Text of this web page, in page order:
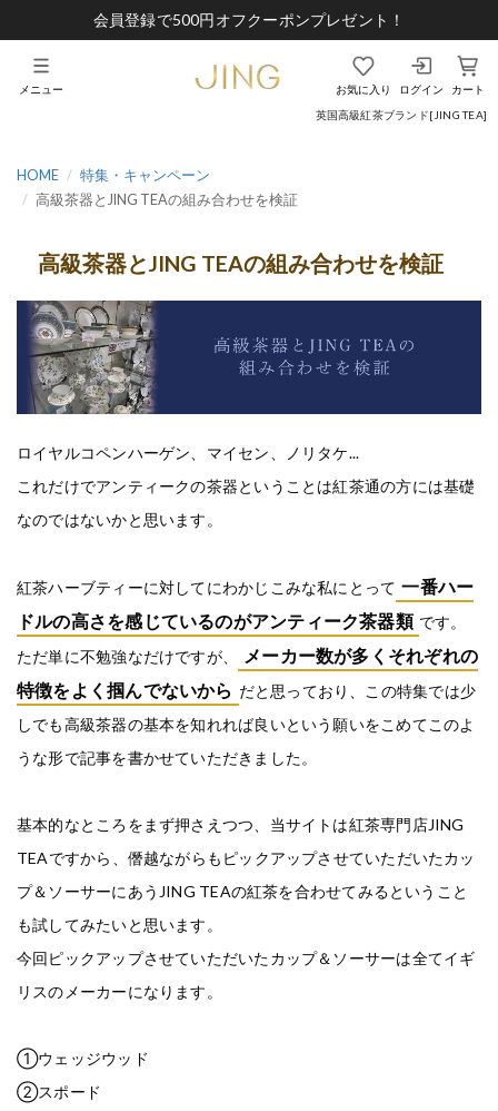
会員登録で500円オフクーポンプレゼント！
英国高級紅茶ブランド[JING TEA]
お気に入り ログイン カート
メニュー
HOME
特集・キャンペーン
高級茶器とJING TEAの組み合わせを検証
高級茶器とJING TEAの組み合わせを検証
ロイヤルコペンハーゲン、マイセン、ノリタケ...
これだけでアンティークの茶器ということは紅茶通の方には基礎
なのではないかと思います。
紅茶ハーブティーに対してにわかじこみな私にとって 一番ハー
ドルの高さを感じているのがアンティーク茶器類 です。
ただ単に不勉強なだけですが、
メーカー数が多くそれぞれの
特徴をよく掴んでないから だと思っており、この特集では少
しでも高級茶器の基本を知れれば良いという願いをこめてこのよ
うな形で記事を書かせていただきました。
基本的なところをまず押さえつつ、当サイトは紅茶専門店JING
TEAですから、僭越ながらもピックアップさせていただいたカッ
プ＆ソーサーにあうJING TEAの紅茶を合わせてみるということ
も試してみたいと思います。
今回ピックアップさせていただいたカップ＆ソーサーは全てイギ
リスのメーカーになります。
①ウェッジウッド
②スポード